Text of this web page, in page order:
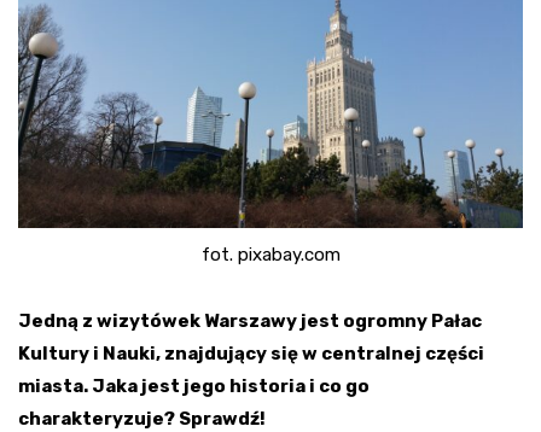
fot. pixabay.com
Jedną z wizytówek Warszawy jest ogromny Pałac
Kultury i Nauki, znajdujący się w centralnej części
miasta. Jaka jest jego historia i co go
charakteryzuje? Sprawdź!